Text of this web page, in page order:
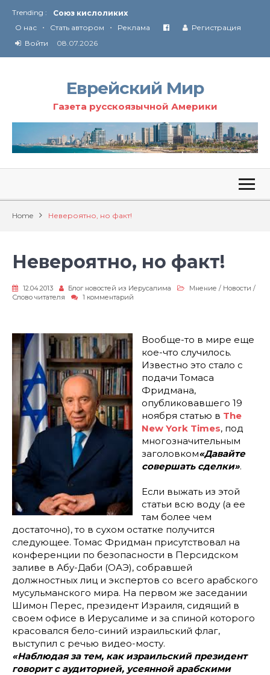
Trending :
Союз кислоликих
Соглашение США с Ираном
Технология Революции в Иране
О нас • Стать автором • Реклама
Регистрация
Войти
08.07.2026
Еврейский Мир
Газета русскоязычной Америки
Home Невероятно, но факт!
Невероятно, но факт!
12.04.2013 Блог новостей из Иерусалима Мнение / Новости /
Слово читателя
1 комментарий
Вообще-то в мире еще
кое-что случилось.
Известно это стало с
подачи Томаса
Фридмана,
опубликовавшего 19
ноября статью в The
New York Times, под
многозначительным
заголовком«Давайте
совершать сделки».
Если выжать из этой
статьи всю воду (а ее
там более чем
достаточно), то в сухом остатке получится
следующее. Томас Фридман присутствовал на
конференции по безопасности в Персидском
заливе в Абу-Даби (ОАЭ), собравшей
должностных лиц и экспертов со всего арабского
мусульманского мира. На первом же заседании
Шимон Перес, президент Израиля, сидящий в
своем офисе в Иерусалиме и за спиной которого
красовался бело-синий израильский флаг,
выступил с речью видео-мосту.
«Наблюдая за тем, как израильский президент
говорит с аудиторией, усеянной арабскими